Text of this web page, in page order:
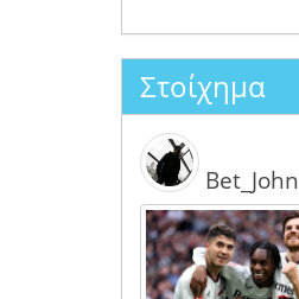
Στοίχημα
Bet_John